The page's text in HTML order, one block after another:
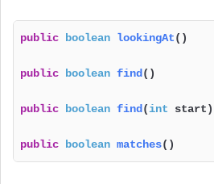
public boolean lookingAt()
public boolean find ()
public boolean find (int start)
public boolean matches()